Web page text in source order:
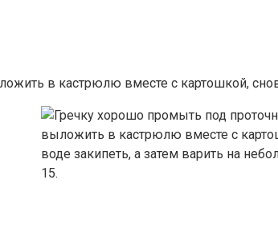
в кастрюлю вместе с картошкой,